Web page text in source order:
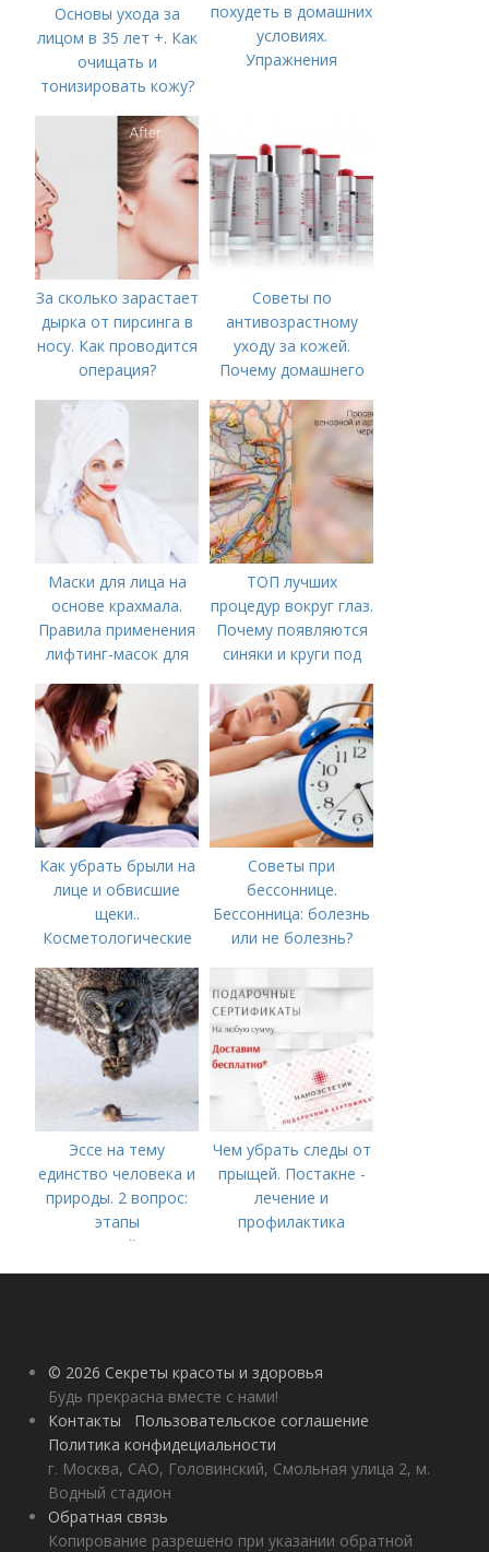
Основы ухода за
лицом в 35 лет +. Как
очищать и
тонизировать кожу?
похудеть в домашних
условиях.
Упражнения
За сколько зарастает
дырка от пирсинга в
носу. Как проводится
операция?
Советы по
антивозрастному
уходу за кожей.
Почему домашнего
Маски для лица на
основе крахмала.
Правила применения
лифтинг-масок для
ТОП лучших
процедур вокруг глаз.
Почему появляются
синяки и круги под
Как убрать брыли на
лице и обвисшие
щеки..
Косметологические
Советы при
бессоннице.
Бессонница: болезнь
или не болезнь?
Эссе на тему
единство человека и
природы. 2 вопрос:
этапы
взаимодействия
природного и
Чем убрать следы от
прыщей. Постакне -
лечение и
профилактика
© 2026 Секреты красоты и здоровья
Будь прекрасна вместе с нами!
Контакты
Пользовательское соглашение
Политика конфидециальности
г. Москва, САО, Головинский, Смольная улица 2, м.
Водный стадион
Обратная связь
Копирование разрешено при указании обратной